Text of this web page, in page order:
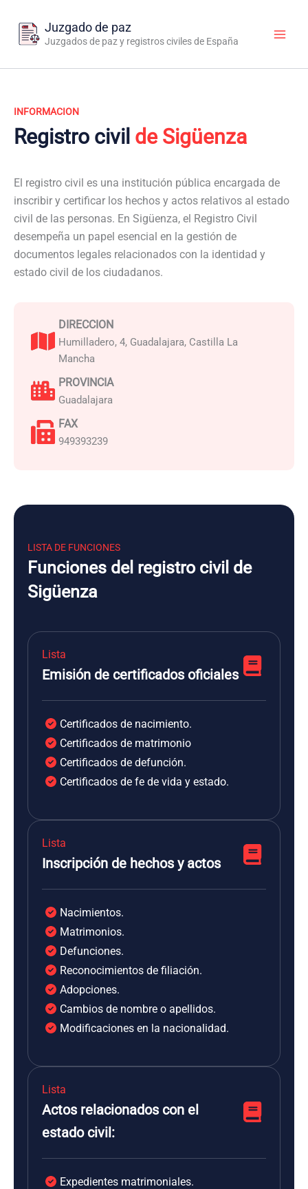
contenido
Juzgado de paz
Juzgados de paz y registros civiles de España
INFORMACION
Registro civil de Sigüenza
El registro civil es una institución pública encargada de
inscribir y certificar los hechos y actos relativos al estado
civil de las personas. En Sigüenza, el Registro Civil
desempeña un papel esencial en la gestión de
documentos legales relacionados con la identidad y
estado civil de los ciudadanos.
DIRECCION
Humilladero, 4, Guadalajara, Castilla La
Mancha
PROVINCIA
Guadalajara
FAX
949393239
LISTA DE FUNCIONES
Funciones del registro civil de
Sigüenza
Lista
Emisión de certificados oficiales
Certificados de nacimiento.
Certificados de matrimonio
Certificados de defunción.
Certificados de fe de vida y estado.
Lista
Inscripción de hechos y actos
Nacimientos.
Matrimonios.
Defunciones.
Reconocimientos de filiación.
Adopciones.
Cambios de nombre o apellidos.
Modificaciones en la nacionalidad.
Lista
Actos relacionados con el
estado civil:
Expedientes matrimoniales.